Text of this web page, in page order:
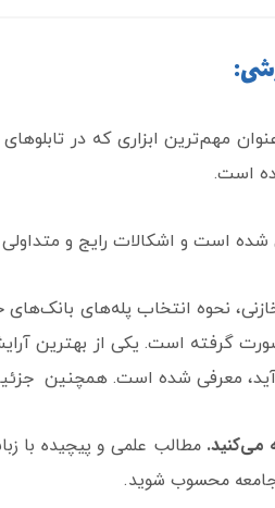
مهم‌ترین ابزاری که در
است.
شده است و اشکالات رایج و
نحوه انتخاب پله‌های
گرفته است. یکی از بهترین
معرفی شده است. همچنین
می‌کنید. مطالب علمی و پیچیده با
جامعه محسوب شوید.